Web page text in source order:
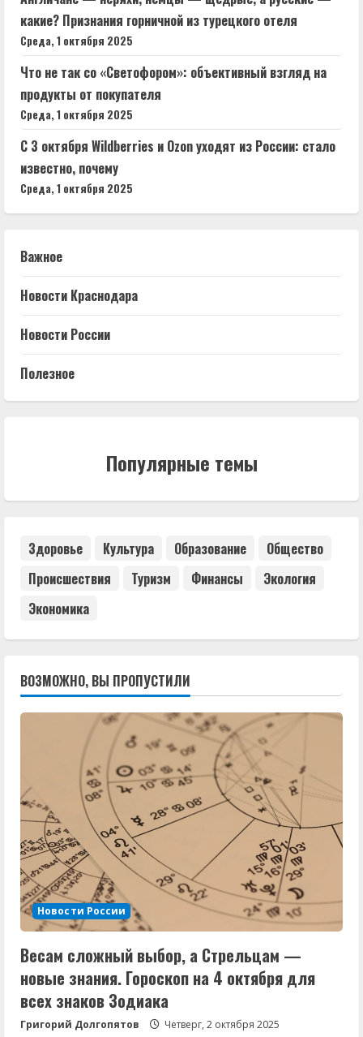
какие? Признания горничной из турецкого отеля
Среда, 1 октября 2025
Что не так со «Светофором»: объективный взгляд на
продукты от покупателя
Среда, 1 октября 2025
С 3 октября Wildberries и Ozon уходят из России: стало
известно, почему
Среда, 1 октября 2025
Важное
Новости Краснодара
Новости России
Полезное
Популярные темы
Здоровье Культура Образование
Общество
Происшествия
Туризм Финансы
Экология
Экономика
ВОЗМОЖНО, ВЫ ПРОПУСТИЛИ
Новости России
Весам сложный выбор, а Стрельцам —
новые знания. Гороскоп на 4 октября для
всех знаков Зодиака
Григорий Долгопятов Четверг, 2 октября 2025